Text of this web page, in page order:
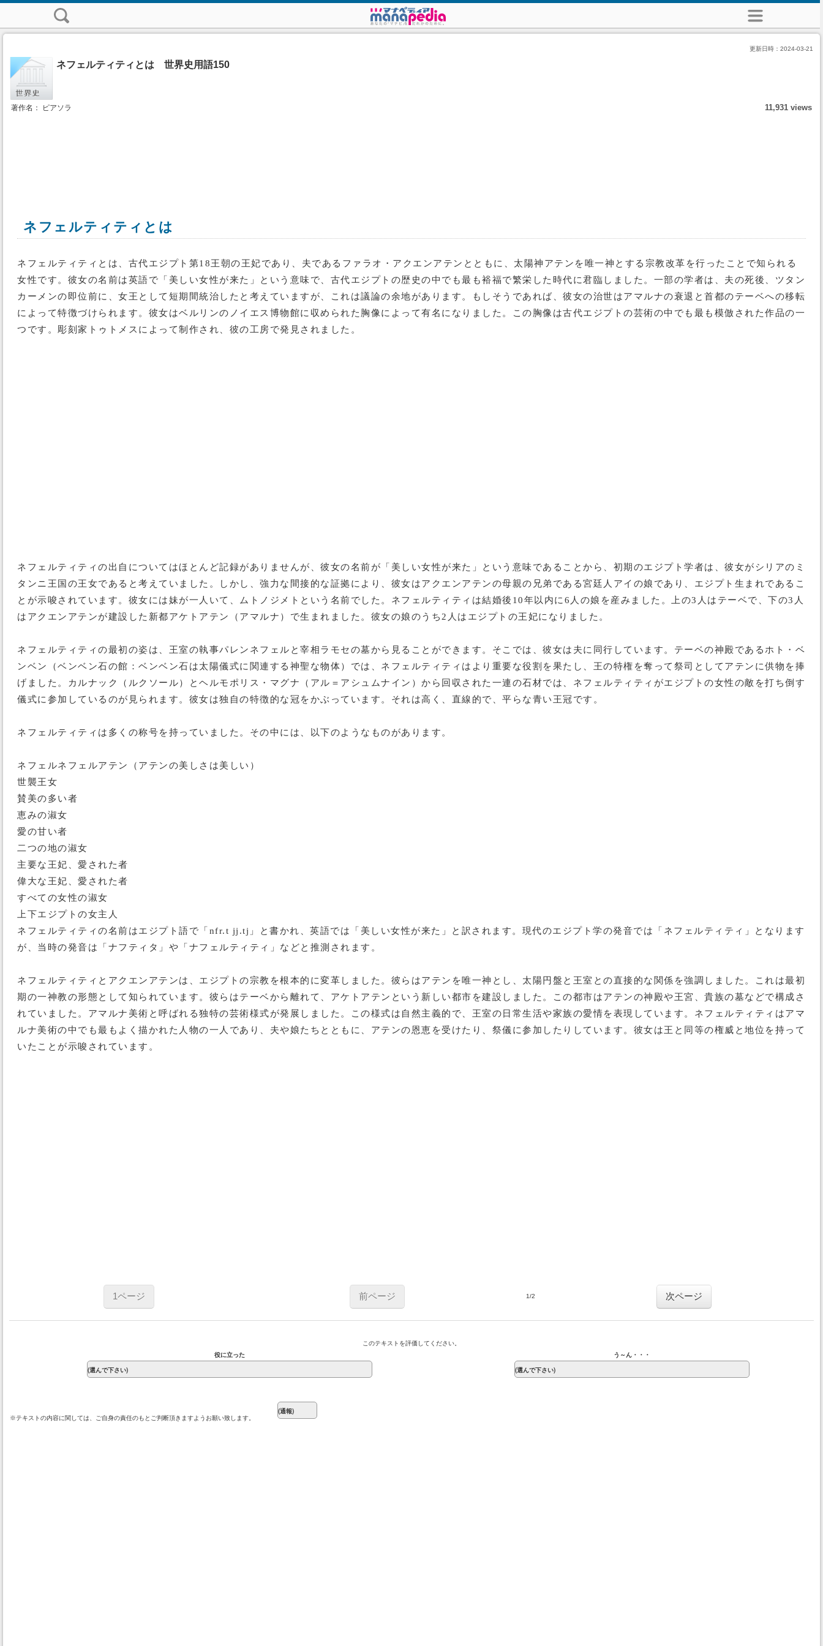
更新日時： 2024-03-21
ネフェルティティとは 世界史用語150
著作名： ピアソラ 11,931 views
ネフェルティティとは
ネフェルティティとは、古代エジプト第18王朝の王妃であり、夫であるファラオ・アクエンアテンとともに、太陽神アテンを唯一神とする宗教改革を行ったことで知られる
女性です。彼女の名前は英語で「美しい女性が来た」という意味で、古代エジプトの歴史の中でも最も裕福で繁栄した時代に君臨しました。一部の学者は、夫の死後、ツタン
カーメンの即位前に、女王として短期間統治したと考えていますが、これは議論の余地があります。もしそうであれば、彼女の治世はアマルナの衰退と首都のテーベへの移転
によって特徴づけられます。彼女はベルリンのノイエス博物館に収められた胸像によって有名になりました。この胸像は古代エジプトの芸術の中でも最も模倣された作品の一
つです。彫刻家トゥトメスによって制作され、彼の工房で発見されました。
ネフェルティティの出自についてはほとんど記録がありませんが、彼女の名前が「美しい女性が来た」という意味であることから、初期のエジプト学者は、彼女がシリアのミ
タンニ王国の王女であると考えていました。しかし、強力な間接的な証拠により、彼女はアクエンアテンの母親の兄弟である宮廷人アイの娘であり、エジプト生まれであるこ
とが示唆されています。彼女には妹が一人いて、ムトノジメトという名前でした。ネフェルティティは結婚後10年以内に6人の娘を産みました。上の3人はテーベで、下の3人
はアクエンアテンが建設した新都アケトアテン（アマルナ）で生まれました。彼女の娘のうち2人はエジプトの王妃になりました。
ネフェルティティの最初の姿は、王室の執事パレンネフェルと宰相ラモセの墓から見ることができます。そこでは、彼女は夫に同行しています。テーベの神殿であるホト・ベ
ンベン（ベンベン石の館：ベンベン石は太陽儀式に関連する神聖な物体）では、ネフェルティティはより重要な役割を果たし、王の特権を奪って祭司としてアテンに供物を捧
げました。カルナック（ルクソール）とヘルモポリス・マグナ（アル＝アシュムナイン）から回収された一連の石材では、ネフェルティティがエジプトの女性の敵を打ち倒す
儀式に参加しているのが見られます。彼女は独自の特徴的な冠をかぶっています。それは高く、直線的で、平らな青い王冠です。
ネフェルティティは多くの称号を持っていました。その中には、以下のようなものがあります。
ネフェルネフェルアテン（アテンの美しさは美しい）
世襲王女
賛美の多い者
恵みの淑女
愛の甘い者
二つの地の淑女
主要な王妃、愛された者
偉大な王妃、愛された者
すべての女性の淑女
上下エジプトの女主人
ネフェルティティの名前はエジプト語で「nfr.t jj.tj」と書かれ、英語では「美しい女性が来た」と訳されます。現代のエジプト学の発音では「ネフェルティティ」となります
が、当時の発音は「ナフティタ」や「ナフェルティティ」などと推測されます。
ネフェルティティとアクエンアテンは、エジプトの宗教を根本的に変革しました。彼らはアテンを唯一神とし、太陽円盤と王室との直接的な関係を強調しました。これは最初
期の一神教の形態として知られています。彼らはテーベから離れて、アケトアテンという新しい都市を建設しました。この都市はアテンの神殿や王宮、貴族の墓などで構成さ
れていました。アマルナ美術と呼ばれる独特の芸術様式が発展しました。この様式は自然主義的で、王室の日常生活や家族の愛情を表現しています。ネフェルティティはアマ
ルナ美術の中でも最もよく描かれた人物の一人であり、夫や娘たちとともに、アテンの恩恵を受けたり、祭儀に参加したりしています。彼女は王と同等の権威と地位を持って
いたことが示唆されています。
1ページ 前ページ 1/2 次ページ
このテキストを評価してください。
役に立った
う～ん・・・
※テキストの内容に関しては、ご自身の責任のもとご判断頂きますようお願い致します。